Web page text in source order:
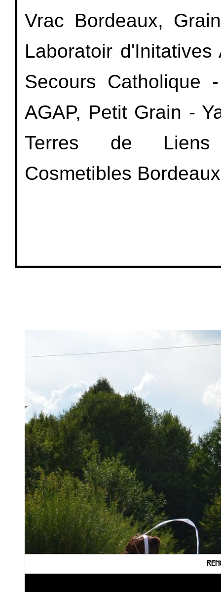
Vrac Bordeaux,
Laboratoir
Secours Catholique
AGAP, Petit Grain -
Terres de Liens
Cosmetibles